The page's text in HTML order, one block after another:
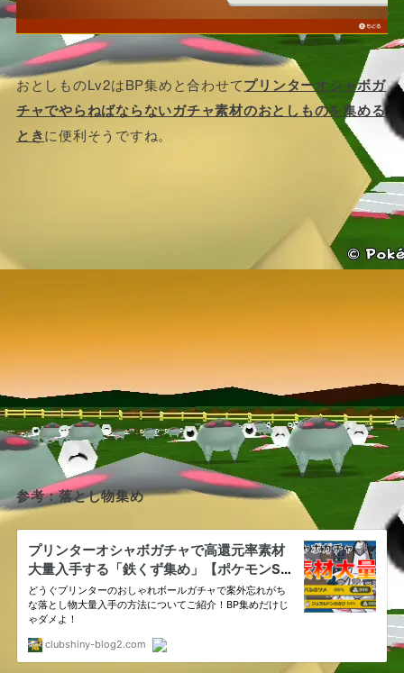
おとしものLv2はBP集めと合わせてプリンターオシャボガ
チャでやらねばならないガチャ素材のおとしものを集める
ときに便利そうですね。
参考：落とし物集め